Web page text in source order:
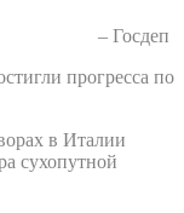
– Госдеп
прогресса по
в Италии
сухопутной